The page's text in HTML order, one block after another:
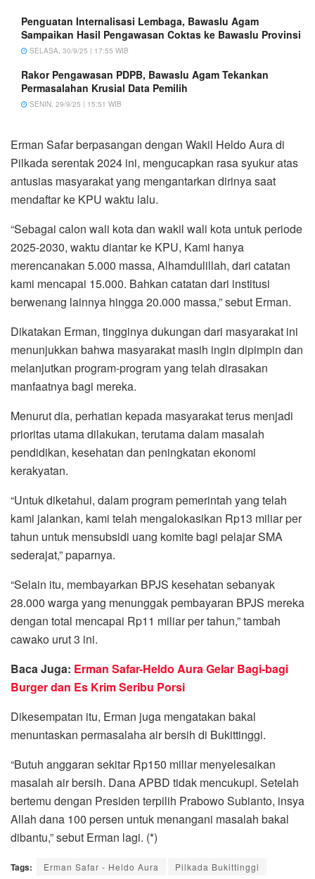
Penguatan Internalisasi Lembaga, Bawaslu Agam
Sampaikan Hasil Pengawasan Coktas ke Bawaslu Provinsi
SELASA, 30/9/25 | 17:55 WIB
Rakor Pengawasan PDPB, Bawaslu Agam Tekankan
Permasalahan Krusial Data Pemilih
SENIN, 29/9/25 | 15:51 WIB
Erman Safar berpasangan dengan Wakil Heldo Aura di
Pilkada serentak 2024 ini, mengucapkan rasa syukur atas
antusias masyarakat yang mengantarkan dirinya saat
mendaftar ke KPU waktu lalu.
“Sebagai calon wali kota dan wakil wali kota untuk periode
2025-2030, waktu diantar ke KPU, Kami hanya
merencanakan 5.000 massa, Alhamdulillah, dari catatan
kami mencapai 15.000. Bahkan catatan dari institusi
berwenang lainnya hingga 20.000 massa,” sebut Erman.
Dikatakan Erman, tingginya dukungan dari masyarakat ini
menunjukkan bahwa masyarakat masih ingin dipimpin dan
melanjutkan program-program yang telah dirasakan
manfaatnya bagi mereka.
Menurut dia, perhatian kepada masyarakat terus menjadi
prioritas utama dilakukan, terutama dalam masalah
pendidikan, kesehatan dan peningkatan ekonomi
kerakyatan.
“Untuk diketahui, dalam program pemerintah yang telah
kami jalankan, kami telah mengalokasikan Rp13 miliar per
tahun untuk mensubsidi uang komite bagi pelajar SMA
sederajat,” paparnya.
“Selain itu, membayarkan BPJS kesehatan sebanyak
28.000 warga yang menunggak pembayaran BPJS mereka
dengan total mencapai Rp11 miliar per tahun,” tambah
cawako urut 3 ini.
Baca Juga: Erman Safar-Heldo Aura Gelar Bagi-bagi
Burger dan Es Krim Seribu Porsi
Dikesempatan itu, Erman juga mengatakan bakal
menuntaskan permasalaha air bersih di Bukittinggi.
“Butuh anggaran sekitar Rp150 miliar menyelesaikan
masalah air bersih. Dana APBD tidak mencukupi. Setelah
bertemu dengan Presiden terpilih Prabowo Subianto, insya
Allah dana 100 persen untuk menangani masalah bakal
dibantu,” sebut Erman lagi. (*)
Tags: Erman Safar - Heldo Aura Pilkada Bukittinggi